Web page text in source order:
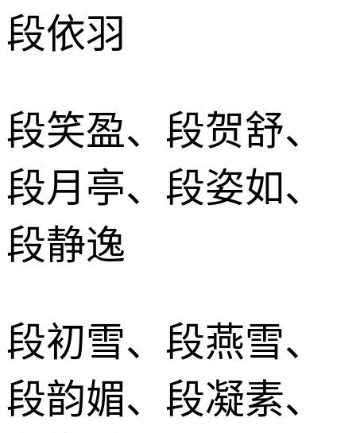
段依羽
段笑盈、段贺舒、
段月亭、段姿如、
段静逸
段初雪、段燕雪、
段韵媚、段凝素、